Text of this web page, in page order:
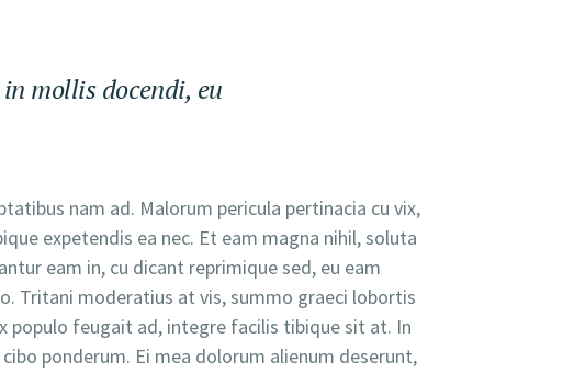
mollis docendi, eu
nam ad. Malorum pericula pertinacia cu vix,
expetendis ea nec. Et eam magna nihil, soluta
eam in, cu dicant reprimique sed, eu eam
Tritani moderatius at vis, summo graeci lobortis
populo feugait ad, integre facilis tibique sit at. In
ponderum. Ei mea dolorum alienum deserunt,